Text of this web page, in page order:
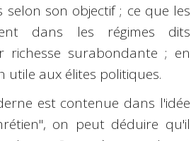
son objectif ; ce que les
dans les régimes dits
richesse surabondante ; en
utile aux élites politiques.
est contenue dans l'idée
on peut déduire qu'il